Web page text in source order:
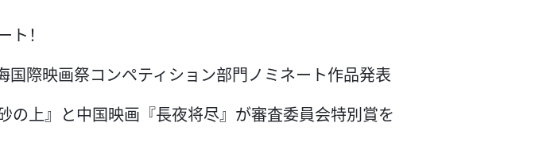
ト！
際映画祭コンペティション部門ノミネート作品発表
上』と中国映画『長夜将尽』が審査委員会特別賞を